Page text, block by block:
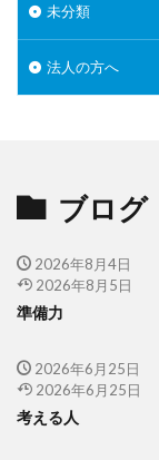
未分類
法人の方へ
ブログ
2026年8月4日
2026年8月5日
準備力
2026年6月25日
2026年6月25日
考える人